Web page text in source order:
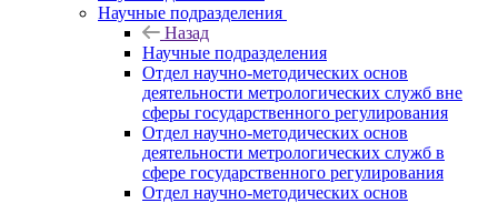
Научные подразделения
Назад
Научные подразделения
Отдел научно-методических основ
деятельности метрологических служб вне
сферы государственного регулирования
Отдел научно-методических основ
деятельности метрологических служб в
сфере государственного регулирования
Отдел научно-методических основ